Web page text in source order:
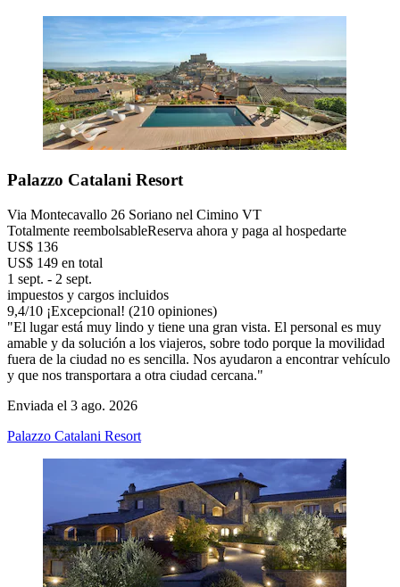
Palazzo Catalani Resort
Via Montecavallo 26 Soriano nel Cimino VT
Totalmente reembolsableReserva ahora y paga al hospedarte
US$ 136
US$ 149 en total
1 sept. - 2 sept.
impuestos y cargos incluidos
9,4/10 ¡Excepcional! (210 opiniones)
"El lugar está muy lindo y tiene una gran vista. El personal es muy
amable y da solución a los viajeros, sobre todo porque la movilidad
fuera de la ciudad no es sencilla. Nos ayudaron a encontrar vehículo
y que nos transportara a otra ciudad cercana."
Enviada el 3 ago. 2026
Palazzo Catalani Resort